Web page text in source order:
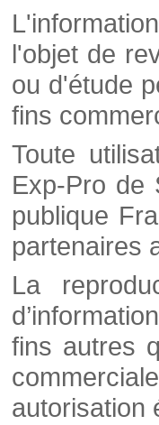
l'objet de
ou d'étude
fins
Toute
Exp-Pro de
publique
partenaires
La
fins autres
autorisation